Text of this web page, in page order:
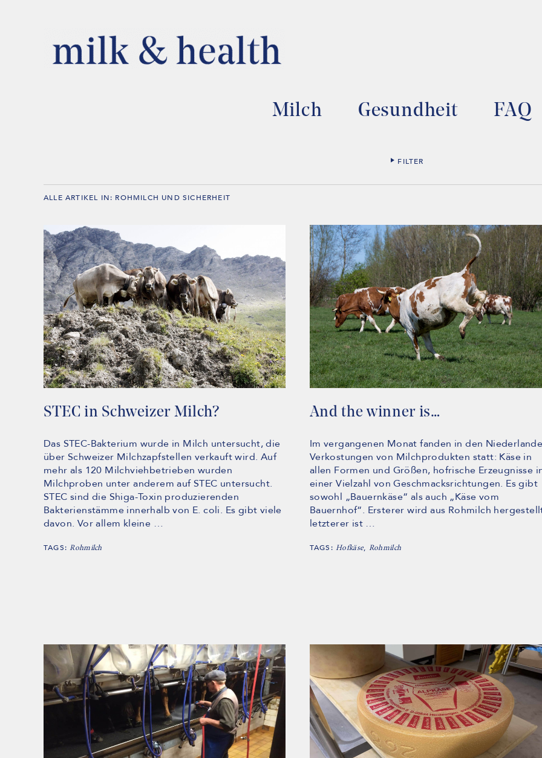
Milch Gesundheit FAQ
FILTER
ALLE ARTIKEL IN: ROHMILCH UND SICHERHEIT
STEC in Schweizer Milch?
Das STEC-Bakterium wurde in Milch untersucht, die
über Schweizer Milchzapfstellen verkauft wird. Auf
mehr als 120 Milchviehbetrieben wurden
Milchproben unter anderem auf STEC untersucht.
STEC sind die Shiga-Toxin produzierenden
Bakterienstämme innerhalb von E. coli. Es gibt viele
davon. Vor allem kleine …
TAGS:Rohmilch
And the winner is…
Im vergangenen Monat fanden in den
Verkostungen von Milchprodukten statt: Käse in
allen Formen und Größen, hofrische Erzeugnisse
einer Vielzahl von Geschmacksrichtungen. Es gibt
sowohl „Bauernkäse“ als auch „Käse vom
Bauernhof“. Ersterer wird aus Rohmilch
letzterer ist …
TAGS:Hofkäse, Rohmilch